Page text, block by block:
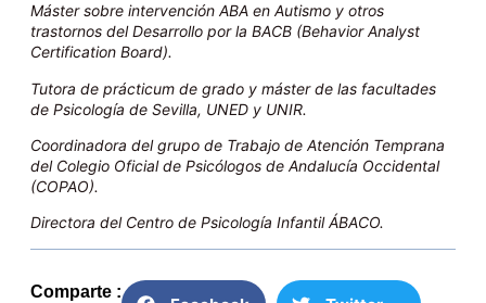
Máster sobre intervención ABA en Autismo y otros
trastornos del Desarrollo por la BACB (Behavior Analyst
Certification Board).
Tutora de prácticum de grado y máster de las facultades
de Psicología de Sevilla, UNED y UNIR.
Coordinadora del grupo de Trabajo de Atención Temprana
del Colegio Oficial de Psicólogos de Andalucía Occidental
(COPAO).
Directora del Centro de Psicología Infantil ÁBACO.
Comparte :